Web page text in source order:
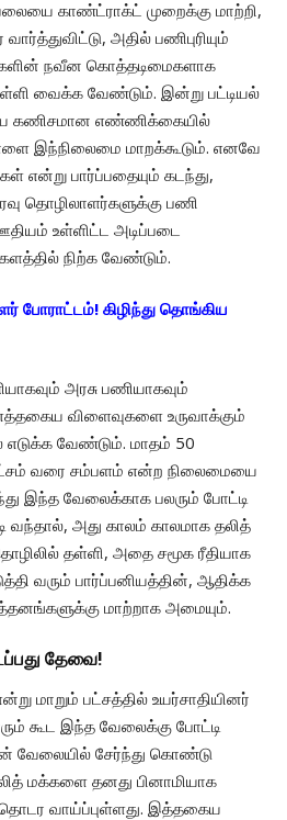
காண்ட்ராக்ட் முறைக்கு மாற்றி,
அதில் பணிபுரியும்
நவீன கொத்தடிமைகளாக
வைக்க வேண்டும். இன்று பட்டியல்
கணிசமான எண்ணிக்கையில்
இந்நிலைமை மாறக்கூடும். எனவே
என்று பார்ப்பதையும் கடந்து,
தொழிலாளர்களுக்கு பணி
உள்ளிட்ட அடிப்படை
நிற்க வேண்டும்.
போராட்டம்! கிழிந்து தொங்கிய
அரசு பணியாகவும்
விளைவுகளை உருவாக்கும்
வேண்டும். மாதம் 50
வரை சம்பளம் என்ற நிலைமையை
இந்த வேலைக்காக பலரும் போட்டி
வந்தால், அது காலம் காலமாக தலித்
தள்ளி, அதை சமூக ரீதியாக
வரும் பார்ப்பனியத்தின், ஆதிக்க
மாற்றாக அமையும்.
தேவை!
மாறும் பட்சத்தில் உயர்சாதியினர்
கூட இந்த வேலைக்கு போட்டி
வேலையில் சேர்ந்து கொண்டு
மக்களை தனது பினாமியாக
வாய்ப்புள்ளது. இத்தகைய